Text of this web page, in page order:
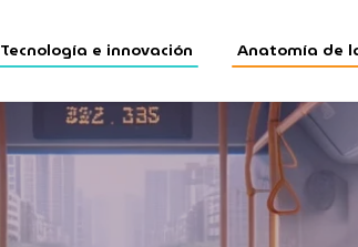
Tecnología e innovación Anatomía de